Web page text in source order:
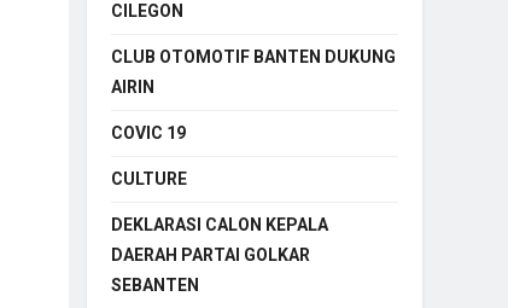
CILEGON
CLUB OTOMOTIF BANTEN DUKUNG
AIRIN
COVIC 19
CULTURE
DEKLARASI CALON KEPALA
DAERAH PARTAI GOLKAR
SEBANTEN